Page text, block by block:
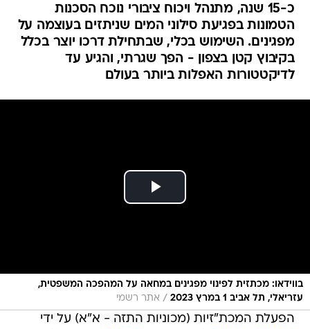
כ-15 שנה, מתנהל ויכוח ציבורי נוכח הסכנות
הטמונות בפגיעת סילוני המים שניתזים בעוצמה על
מפגינים. השימוש בכלי, שבתחילת דרכו יוצר בכלל
בקיבוץ קטן בצפון - הפך שגרתי, והגיע עד
לדיקטטורות האפלות ביותר בעולם
בווידאו: מכתזית לפינוי מפגינים במחאה על המהפכה המשפטית,
עזריאלי, תל אביב 1 במרץ 2023
/ אתר רשמי
הפעלת המכת"זיות (מכוניות התזה - א"א) על ידי